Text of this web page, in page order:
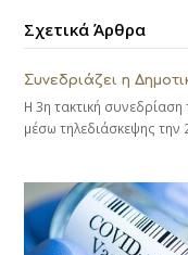
Σχετικά Άρθρα
Συνεδριάζει η
Η 3η τακτική
μέσω τηλεδιάσκεψης